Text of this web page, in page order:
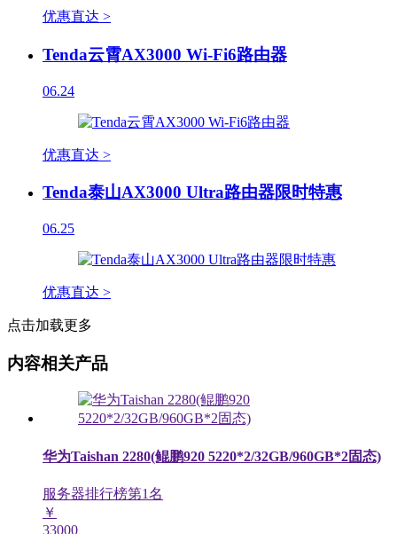
优惠直达 >
Tenda云霄AX3000 Wi-Fi6路由器
06.24
优惠直达 >
Tenda泰山AX3000 Ultra路由器限时特惠
06.25
优惠直达 >
点击加载更多
内容相关产品
华为Taishan 2280(鲲鹏920 5220*2/32GB/960GB*2固态)
服务器排行榜第1名
￥
33000